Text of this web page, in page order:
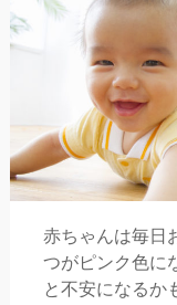
赤ちゃんは毎日
つがピンク色に
と不安になるか